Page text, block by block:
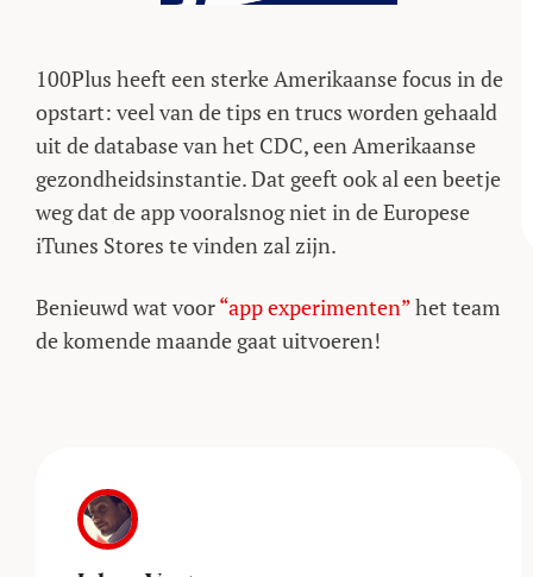
100Plus heeft een sterke Amerikaanse focus in de
opstart: veel van de tips en trucs worden gehaald
uit de database van het CDC, een Amerikaanse
gezondheidsinstantie. Dat geeft ook al een beetje
weg dat de app vooralsnog niet in de Europese
iTunes Stores te vinden zal zijn.
Benieuwd wat voor“app experimenten”het team
de komende maande gaat uitvoeren!